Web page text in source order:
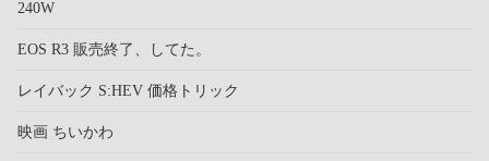
240W
EOS R3 販売終了、してた。
レイバック S:HEV 価格トリック
映画 ちいかわ